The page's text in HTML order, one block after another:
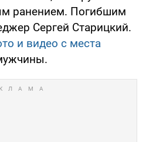
ранением. Погибшим
Сергей Старицкий.
и видео с места